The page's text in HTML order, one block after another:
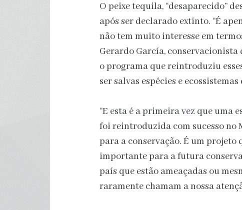
O peixe tequila, “desaparecido”
após ser declarado extinto. “É
não tem muito interesse em
Gerardo García, conservacionista
o programa que reintroduziu
ser salvas espécies e ecossistemas
“E esta é a primeira vez que uma
foi reintroduzida com sucesso no
para a conservação. É um
importante para a futura
país que estão ameaçadas ou
raramente chamam a nossa